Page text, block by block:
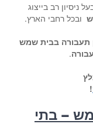
רב בייצוג
ובכל רחבי הארץ.
תעבורה בבית שמש
.
!
– בתי